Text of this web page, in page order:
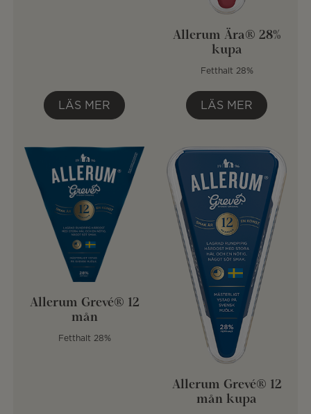
LÄS MER
Allerum Ära® 28%
kupa
Fetthalt 28%
LÄS MER
Allerum Grevé® 12
mån
Fetthalt 28%
Allerum Grevé® 12
mån kupa